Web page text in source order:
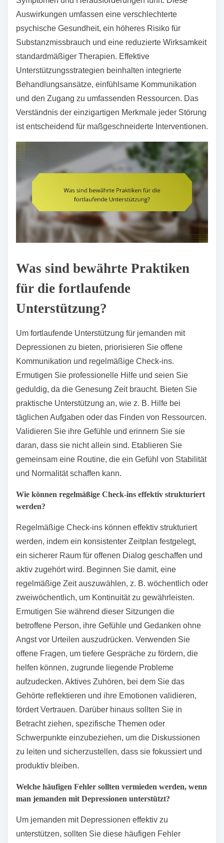
Auswirkungen umfassen eine verschlechterte
psychische Gesundheit, ein höheres Risiko für
Substanzmissbrauch und eine reduzierte Wirksamkeit
standardmäßiger Therapien. Effektive
Unterstützungsstrategien beinhalten integrierte
Behandlungsansätze, einfühlsame Kommunikation
und den Zugang zu umfassenden Ressourcen. Das
Verständnis der einzigartigen Merkmale jeder Störung
ist entscheidend für maßgeschneiderte Interventionen.
Was sind bewährte Praktiken
für die fortlaufende
Unterstützung?
Um fortlaufende Unterstützung für jemanden mit
Depressionen zu bieten, priorisieren Sie offene
Kommunikation und regelmäßige Check-ins.
Ermutigen Sie professionelle Hilfe und seien Sie
geduldig, da die Genesung Zeit braucht. Bieten Sie
praktische Unterstützung an, wie z. B. Hilfe bei
täglichen Aufgaben oder das Finden von Ressourcen.
Validieren Sie ihre Gefühle und erinnern Sie sie
daran, dass sie nicht allein sind. Etablieren Sie
gemeinsam eine Routine, die ein Gefühl von Stabilität
und Normalität schaffen kann.
Wie können regelmäßige Check-ins effektiv strukturiert
werden?
Regelmäßige Check-ins können effektiv strukturiert
werden, indem ein konsistenter Zeitplan festgelegt,
ein sicherer Raum für offenen Dialog geschaffen und
aktiv zugehört wird. Beginnen Sie damit, eine
regelmäßige Zeit auszuwählen, z. B. wöchentlich oder
zweiwöchentlich, um Kontinuität zu gewährleisten.
Ermutigen Sie während dieser Sitzungen die
betroffene Person, ihre Gefühle und Gedanken ohne
Angst vor Urteilen auszudrücken. Verwenden Sie
offene Fragen, um tiefere Gespräche zu fördern, die
helfen können, zugrunde liegende Probleme
aufzudecken. Aktives Zuhören, bei dem Sie das
Gehörte reflektieren und ihre Emotionen validieren,
fördert Vertrauen. Darüber hinaus sollten Sie in
Betracht ziehen, spezifische Themen oder
Schwerpunkte einzubeziehen, um die Diskussionen
zu leiten und sicherzustellen, dass sie fokussiert und
produktiv bleiben.
Welche häufigen Fehler sollten vermieden werden, wenn
man jemanden mit Depressionen unterstützt?
Um jemanden mit Depressionen effektiv zu
unterstützen, sollten Sie diese häufigen Fehler